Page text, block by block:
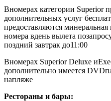
Вномерах категории Superior
дополнительных услуг
предоставляются
номера вдень вылета
поздний завтрак до11:00
Вномерах Superior Deluxe
дополнительно имеется
напляже
Рестораны и бары: